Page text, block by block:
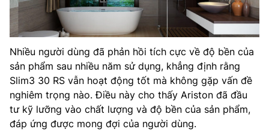
Nhiều người dùng đã phản hồi tích cực về độ bền của
sản phẩm sau nhiều năm sử dụng, khẳng định rằng
Slim3 30 RS vẫn hoạt động tốt mà không gặp vấn đề
nghiêm trọng nào. Điều này cho thấy Ariston đã đầu
tư kỹ lưỡng vào chất lượng và độ bền của sản phẩm,
đáp ứng được mong đợi của người dùng.